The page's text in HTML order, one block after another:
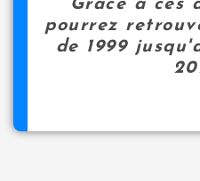
Grâce à ces
pourrez
de 1999